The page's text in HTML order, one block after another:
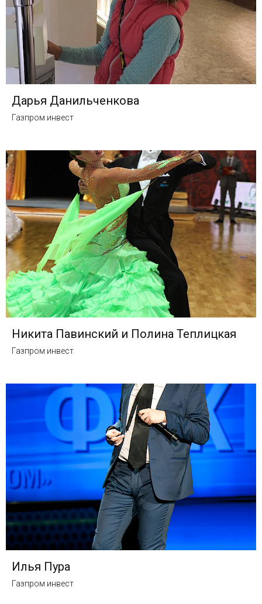
Дарья Данильченкова
Газпром инвест
Никита Павинский и Полина Теплицкая
Газпром инвест
Илья Пура
Газпром инвест